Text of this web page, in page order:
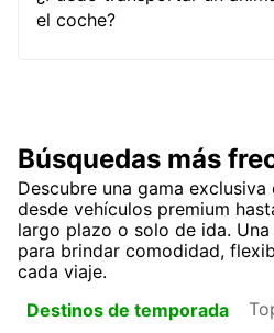
el coche?
Búsquedas más
Descubre una gama
desde vehículos premium
largo plazo o solo de ida.
para brindar comodidad,
cada viaje.
Destinos de temporada